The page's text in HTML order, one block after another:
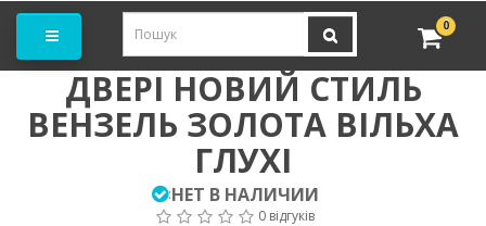
0
ДВЕРІ НОВИЙ СТИЛЬ
ВЕНЗЕЛЬ ЗОЛОТА ВІЛЬХА
ГЛУХІ
:НЕТ В НАЛИЧИИ
0 відгуків